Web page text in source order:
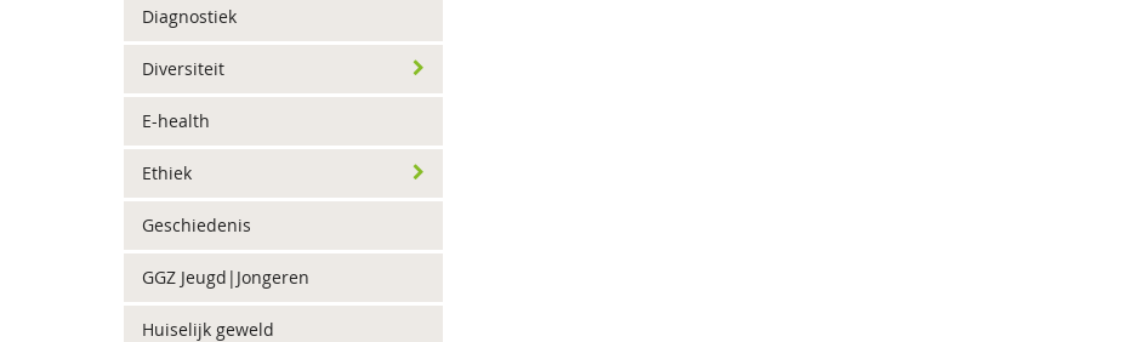
Diagnostiek
Diversiteit
E-health
Ethiek
Geschiedenis
GGZ Jeugd|Jongeren
Huiselijk geweld